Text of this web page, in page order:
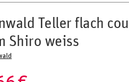
Teller flach
Shiro weiss